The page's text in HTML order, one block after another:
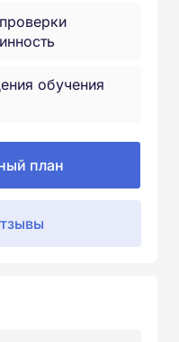
обучения
план